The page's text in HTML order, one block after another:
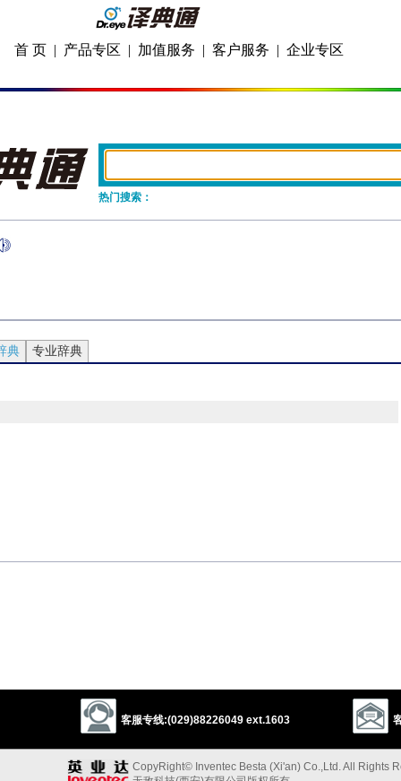
首 页 | 产品专区 | 加值服务 | 客户服务 | 企业专区
热门搜索：
典 专业辞典
客服专线:(029)88226049 ext.1603
CopyRight© Inventec Besta (Xi'an) Co.,Ltd. All Rights